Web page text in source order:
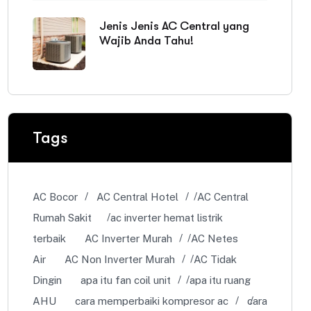
Jenis Jenis AC Central yang
Wajib Anda Tahu!
Tags
AC Bocor AC Central Hotel
AC Central
Rumah Sakit
ac inverter hemat listrik
terbaik
AC Inverter Murah
AC Netes
Air
AC Non Inverter Murah
AC Tidak
Dingin
apa itu fan coil unit
apa itu ruang
AHU
cara memperbaiki kompresor ac
cara